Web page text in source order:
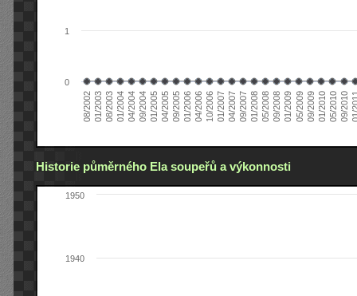
08/200201/200308/200301/200404/200409/200401/200504/200509/200501/200604/200610/200601/200704/200709/200701/200805/200809/200801/200905/200909/200901/201005/201009/2010
0
1
Historie půměrného Ela soupeřů a výkonnosti
1940
1950